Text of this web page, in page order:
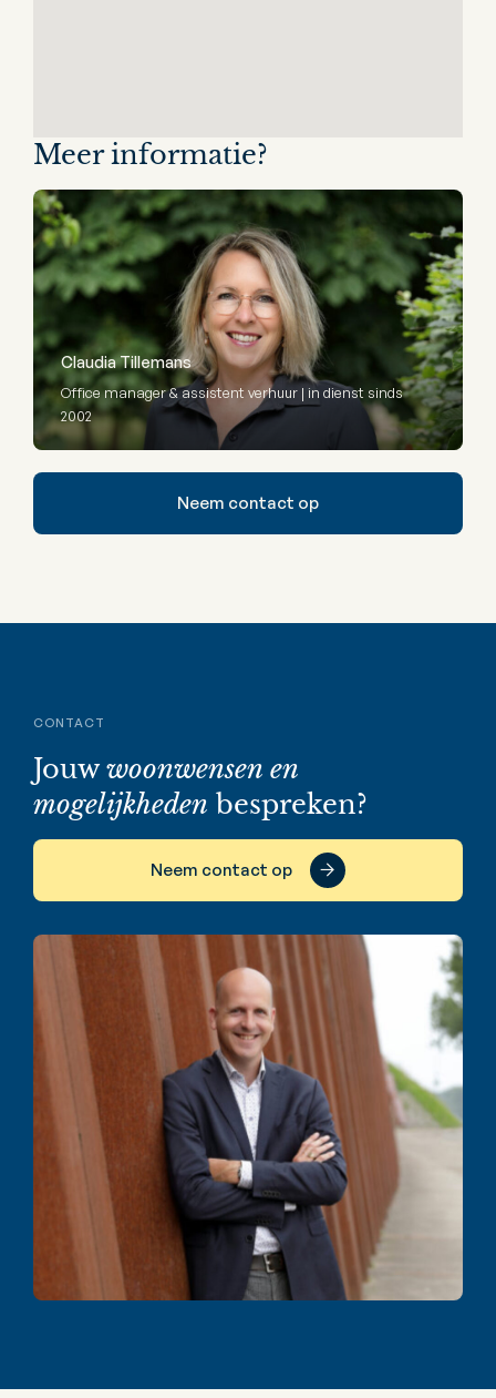
Meer informatie?
Claudia Tillemans
Office manager & assistent verhuur | in dienst sinds
2002
Neem contact op
CONTACT
Jouwwoonwensen en
mogelijkheden bespreken?
Neem contact op